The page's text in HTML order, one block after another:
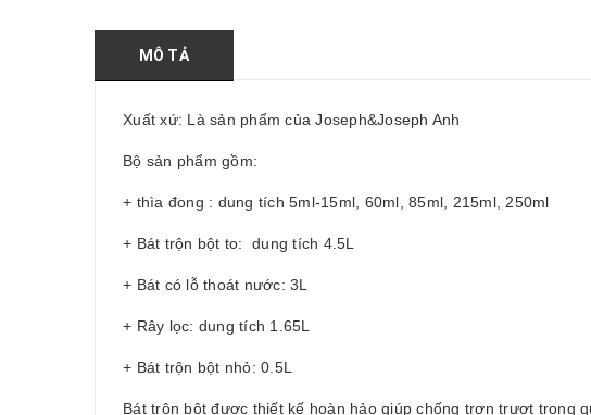
MÔ TẢ
Xuất xứ: Là sản phẩm của Joseph&Joseph Anh
Bộ sản phẩm gồm:
+ thìa đong : dung tích 5ml-15ml, 60ml, 85ml, 215ml, 250ml
+ Bát trộn bột to: dung tích 4.5L
+ Bát có lỗ thoát nước: 3L
+ Rây lọc: dung tích 1.65L
+ Bát trộn bột nhỏ: 0.5L
Bát trộn bột được thiết kế hoàn hảo giúp chống trơn trượt trong